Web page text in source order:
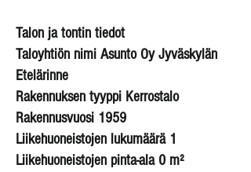
Talon ja tontin tiedot
Taloyhtiön nimi Asunto Oy Jyväskylän
Etelärinne
Rakennuksen tyyppi Kerrostalo
Rakennusvuosi 1959
Liikehuoneistojen lukumäärä 1
Liikehuoneistojen pinta-ala 0 m²